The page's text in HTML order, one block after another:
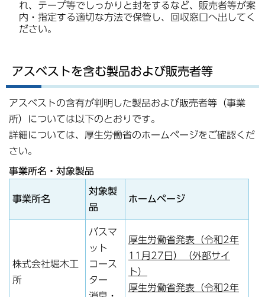
れ、テープ等でしっかりと封をするなど、販売者等が案
内・指定する適切な方法で保管し、回収窓口へ出してく
ださい。
アスベストを含む製品および販売者等
アスベストの含有が判明した製品および販売者等（事業
所）については以下のとおりです。
詳細については、厚生労働省のホームページをご確認くだ
さい。
事業所名・対象製品
事業所名
対象製
品
ホームページ
株式会社堀木工
所
バスマ
ット
コース
ター
厚生労働省発表（令和2年
11月27日）（外部サイ
ト）
厚生労働省発表（令和2年